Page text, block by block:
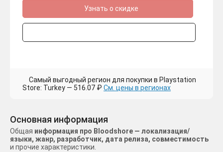
Узнать о скидке
Самый выгодный регион для покупки в Playstation
Store: Turkey — 516.07 ₽ См. цены в регионах
Основная информация
Общая информация про Bloodshore — локализация/
языки, жанр, разработчик, дата релиза, совместимость
и прочие характеристики.